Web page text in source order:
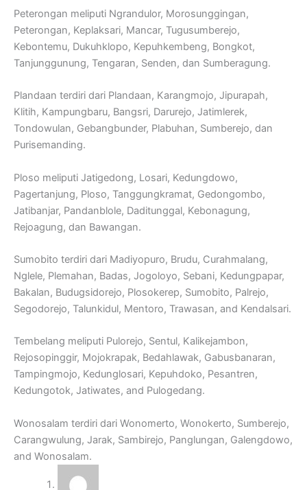
Peterongan meliputi Ngrandulor, Morosunggingan,
Peterongan, Keplaksari, Mancar, Tugusumberejo,
Kebontemu, Dukuhklopo, Kepuhkembeng, Bongkot,
Tanjunggunung, Tengaran, Senden, dan Sumberagung.
Plandaan terdiri dari Plandaan, Karangmojo, Jipurapah,
Klitih, Kampungbaru, Bangsri, Darurejo, Jatimlerek,
Tondowulan, Gebangbunder, Plabuhan, Sumberejo, dan
Purisemanding.
Ploso meliputi Jatigedong, Losari, Kedungdowo,
Pagertanjung, Ploso, Tanggungkramat, Gedongombo,
Jatibanjar, Pandanblole, Daditunggal, Kebonagung,
Rejoagung, dan Bawangan.
Sumobito terdiri dari Madiyopuro, Brudu, Curahmalang,
Nglele, Plemahan, Badas, Jogoloyo, Sebani, Kedungpapar,
Bakalan, Budugsidorejo, Plosokerep, Sumobito, Palrejo,
Segodorejo, Talunkidul, Mentoro, Trawasan, and Kendalsari.
Tembelang meliputi Pulorejo, Sentul, Kalikejambon,
Rejosopinggir, Mojokrapak, Bedahlawak, Gabusbanaran,
Tampingmojo, Kedunglosari, Kepuhdoko, Pesantren,
Kedungotok, Jatiwates, and Pulogedang.
Wonosalam terdiri dari Wonomerto, Wonokerto, Sumberejo,
Carangwulung, Jarak, Sambirejo, Panglungan, Galengdowo,
and Wonosalam.